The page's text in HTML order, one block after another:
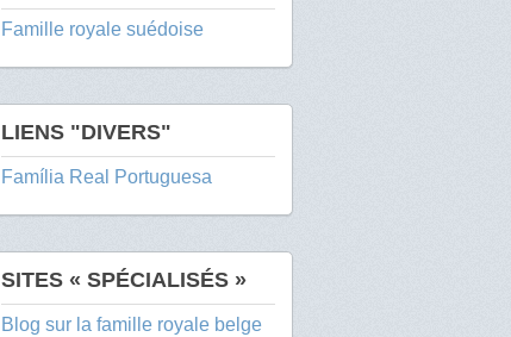
Famille royale suédoise
LIENS "DIVERS"
Família Real Portuguesa
SITES « SPÉCIALISÉS »
Blog sur la famille royale belge